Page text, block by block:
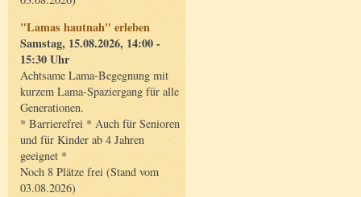
"Lamas hautnah" erleben
Samstag, 15.08.2026, 14:00 -
15:30 Uhr
Achtsame Lama-Begegnung mit
kurzem Lama-Spaziergang für alle
Generationen.
* Barrierefrei * Auch für Senioren
und für Kinder ab 4 Jahren
geeignet *
Noch 8 Plätze frei (Stand vom
03.08.2026)